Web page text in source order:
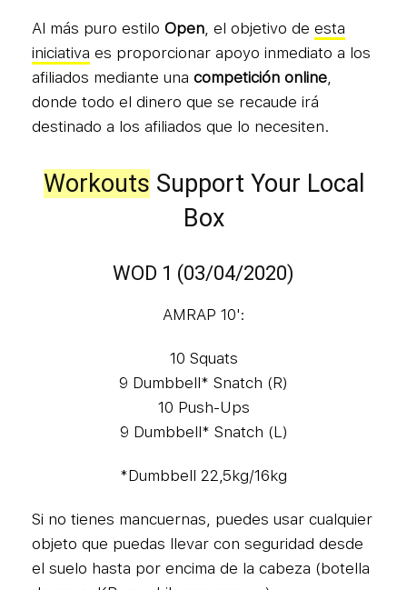
Al más puro estilo Open, el objetivo de esta
iniciativa es proporcionar apoyo inmediato a los
afiliados mediante una competición online,
donde todo el dinero que se recaude irá
destinado a los afiliados que lo necesiten.
Workouts Support Your Local
Box
WOD 1 (03/04/2020)
AMRAP 10':
10 Squats
9 Dumbbell* Snatch (R)
10 Push-Ups
9 Dumbbell* Snatch (L)
*Dumbbell 22,5kg/16kg
Si no tienes mancuernas, puedes usar cualquier
objeto que puedas llevar con seguridad desde
el suelo hasta por encima de la cabeza (botella